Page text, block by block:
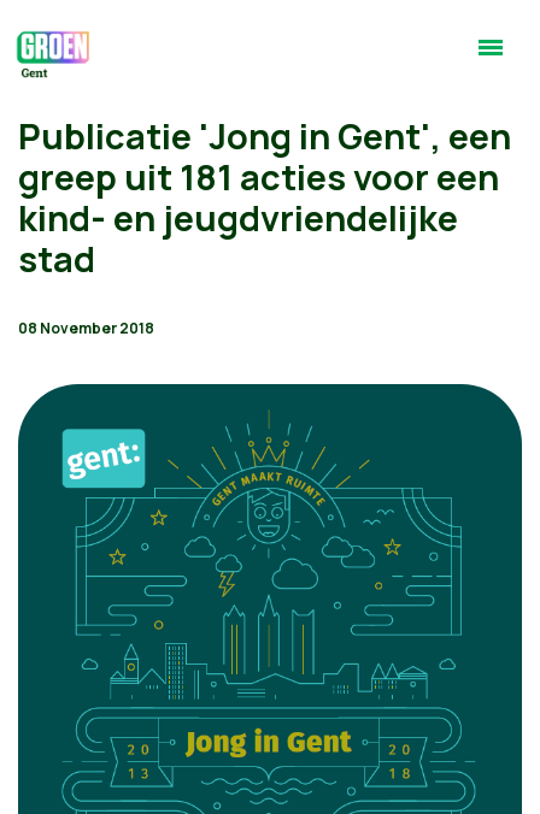
Publicatie 'Jong in Gent', een
greep uit 181 acties voor een
kind- en jeugdvriendelijke
stad
08 November 2018